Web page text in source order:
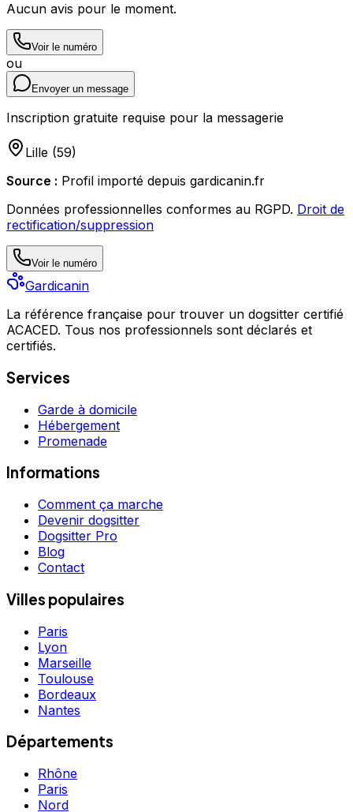
Aucun avis pour le moment.
Voir le numéro
ou
Envoyer un message
Inscription gratuite requise pour la messagerie
Lille (59)
Source : Profil importé depuis gardicanin.fr
Données professionnelles conformes au RGPD. Droit de
rectification/suppression
Voir le numéro
Gardicanin
La référence française pour trouver un dogsitter certifié
ACACED. Tous nos professionnels sont déclarés et
certifiés.
Services
Garde à domicile
Hébergement
Promenade
Informations
Comment ça marche
Devenir dogsitter
Dogsitter Pro
Blog
Contact
Villes populaires
Paris
Lyon
Marseille
Toulouse
Bordeaux
Nantes
Départements
Rhône
Paris
Nord